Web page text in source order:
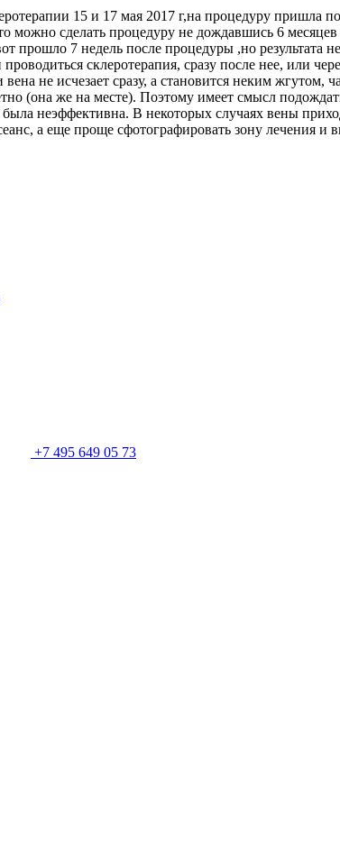
15 и 17 мая 2017 г,на процедуру пришла
можно сделать процедуру не дождавшись 6
прошло 7 недель после процедуры ,но результата
склеротерапия, сразу после нее, или
не исчезает сразу, а становится неким жгутом,
(она же на месте). Поэтому имеет смысл
была неэффективна. В некоторых случаях вены
а еще проще сфотографировать зону лечения
+7 495 649 05 73